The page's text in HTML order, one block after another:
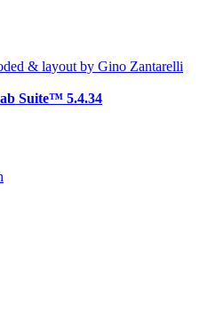
& layout by Gino Zantarelli
Suite™ 5.4.34